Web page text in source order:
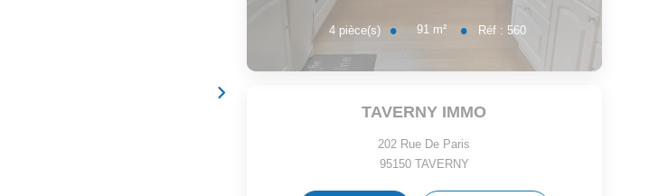
4 pièce(s) 91 m² Réf : 560
TAVERNY IMMO
202 Rue De Paris
95150 TAVERNY